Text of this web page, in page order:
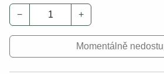
− +
Momentálně